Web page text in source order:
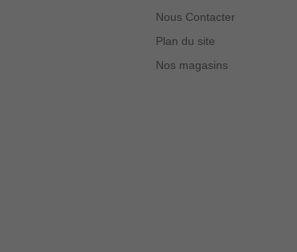
Nous Contacter
Plan du site
Nos magasins